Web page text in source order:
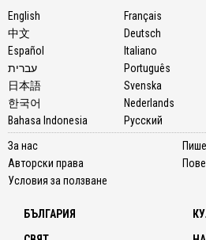
English
中文
Español
עברית
日本語
한국어
Bahasa Indonesia
Français
Deutsch
Italiano
Português
Svenska
Nederlands
Русский
За нас
Авторски права
Условия за ползване
БЪЛГАРИЯ